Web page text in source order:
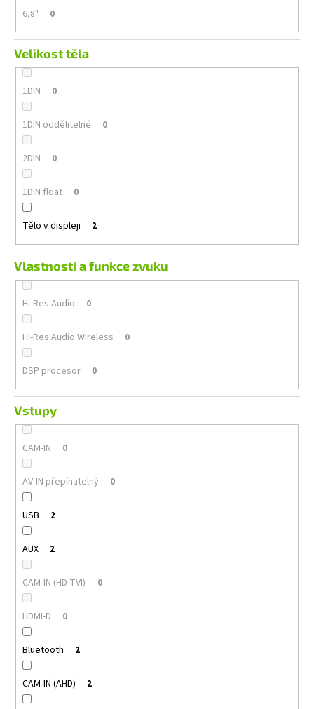
6,8" 0
Velikost těla
1DIN 0
1DIN oddělitelné 0
2DIN 0
1DIN float 0
Tělo v displeji 2
Vlastnosti a funkce zvuku
Hi-Res Audio 0
Hi-Res Audio Wireless 0
DSP procesor 0
Vstupy
CAM-IN 0
AV-IN přepínatelný 0
USB 2
AUX 2
CAM-IN (HD-TVI) 0
HDMI-D 0
Bluetooth 2
CAM-IN (AHD) 2